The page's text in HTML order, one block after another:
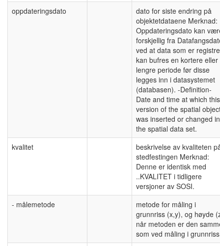
oppdateringsdato
dato for siste endring på
objektetdataene Merknad:
Oppdateringsdato kan
forskjellig fra
ved at data som er
kan bufres en kortere eller
lengre periode før disse
legges inn i datasystemet
(databasen). -Definition-
Date and time at which this
version of the spatial
was inserted or changed in
the spatial data set.
kvalitet
beskrivelse av kvaliteten
stedfestingen Merknad:
Denne er identisk med
..KVALITET i tidligere
versjoner av SOSI.
- målemetode
metode for måling i
grunnriss (x,y), og høyde
når metoden er den
som ved måling i grunnriss